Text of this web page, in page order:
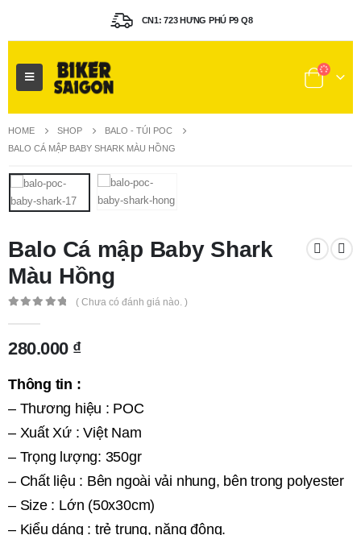
CN1: 723 HƯNG PHÚ P9 Q8
HOME SHOP
BALO - TÚI POC
BALO CÁ MẬP BABY SHARK MÀU HỒNG
Balo Cá mập Baby Shark
Màu Hồng
( Chưa có đánh giá nào. )
280.000 ₫
Thông tin :
– Thương hiệu : POC
– Xuất Xứ : Việt Nam
– Trọng lượng: 350gr
– Chất liệu : Bên ngoài vải nhung, bên trong polyester
– Size : Lớn (50x30cm)
– Kiểu dáng : trẻ trung, năng động.